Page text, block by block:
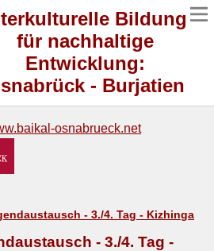
Bildung
für nachhaltige
Entwicklung:
- Burjatien
osnabrueck.net
- 3./4. Tag - Kizhinga
- 3./4. Tag -